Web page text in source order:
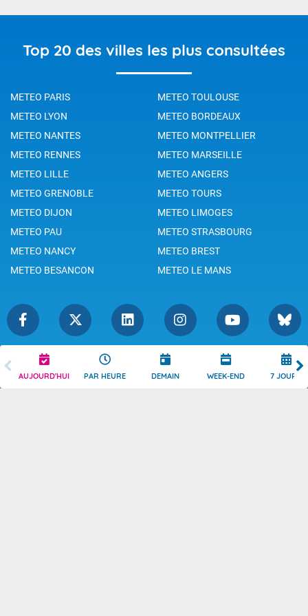
AUJOURD'HUI PAR HEURE DEMAIN WEEK-END 7 JOURS
Top 20 des villes les plus consultées
METEO PARIS
METEO TOULOUSE
METEO LYON
METEO BORDEAUX
METEO NANTES
METEO MONTPELLIER
METEO RENNES
METEO MARSEILLE
METEO LILLE
METEO ANGERS
METEO GRENOBLE
METEO TOURS
METEO DIJON
METEO LIMOGES
METEO PAU
METEO STRASBOURG
METEO NANCY
METEO BREST
METEO BESANCON
METEO LE MANS